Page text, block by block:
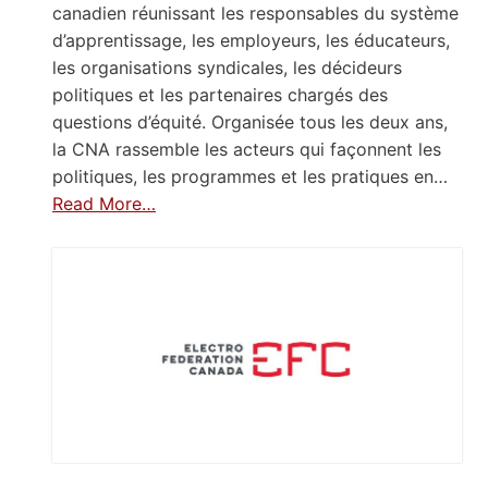
canadien réunissant les responsables du système
d’apprentissage, les employeurs, les éducateurs,
les organisations syndicales, les décideurs
politiques et les partenaires chargés des
questions d’équité. Organisée tous les deux ans,
la CNA rassemble les acteurs qui façonnent les
politiques, les programmes et les pratiques en…
Read More…